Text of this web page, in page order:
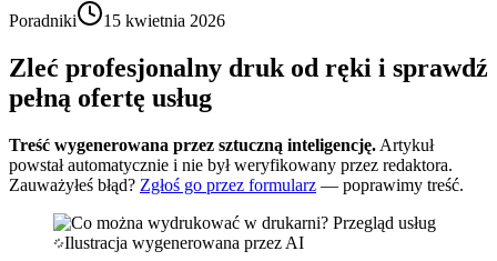
Poradniki
15 kwietnia 2026
Zleć profesjonalny druk od ręki i sprawdź
pełną ofertę usług
Treść wygenerowana przez sztuczną inteligencję. Artykuł
powstał automatycznie i nie był weryfikowany przez redaktora.
Zauważyłeś błąd? Zgłoś go przez formularz — poprawimy treść.
Ilustracja wygenerowana przez AI